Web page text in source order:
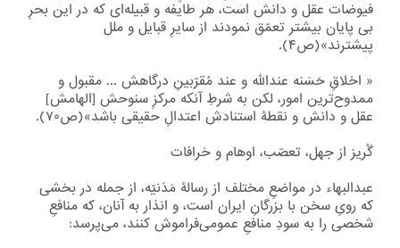
فیوضات عقل و دانش است، هر طایفه و قبیله‌ای که در این بحرِ
بی پایان بیشتر تعمّق نمودند از سایرِ قبایل و ملل
پیشترند»(ص۴).
« اخلاقِ حَسَنه عندالله و عند مُقرّبینِ درگاهش ... مقبول و
ممدوح‌ترین امور، لکن به شرطِ آنکه مرکزِ سنوحش [الهامش]
عقل و دانش و نقطۀ استنادش اعتدالِ حقیقی باشد»(ص۷۰).
گُریز از جهل، تعصّب، اوهام و خرافات
عبدالبهاء در مواضعِ مختلف از رسالۀ مَدَنیّه، از جمله در بخشی
که رویِ سخن با بزرگانِ ایران است، و انذار به آنان، که منافعِ
شخصی را به سودِ منافعِ عمومی‌فراموش کنند، می‌پرسد: